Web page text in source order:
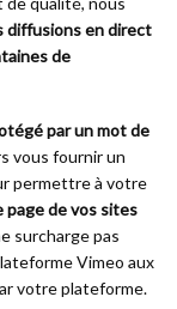
diffusions en direct
de
par un mot de
vous fournir un
permettre à votre
de vos sites
surcharge pas
Vimeo aux
votre plateforme.